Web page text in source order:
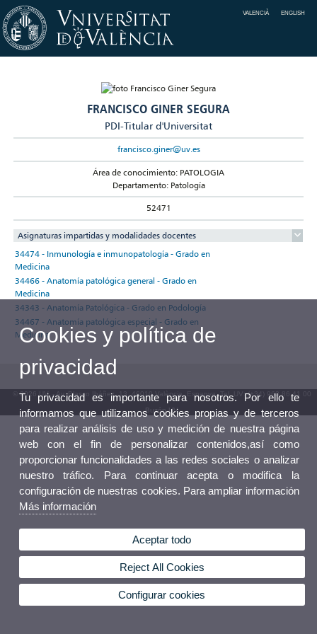
VALENCIÀ ENGLISH
FRANCISCO GINER SEGURA
PDI-Titular d'Universitat
francisco.giner@uv.es
Área de conocimiento: PATOLOGIA
Departamento: Patología
52471
Asignaturas impartidas y modalidades docentes
34474 - Inmunología e inmunopatología - Grado en
Medicina
34466 - Anatomía patológica general - Grado en
Medicina
34343 - Anatomía Patológica - Grado en Podología
34467 - Anatomía patológica especial - Grado en
Medicina
© 2026 UV. - Av. Blasco Ibáñez, 13. 46010 València. Espanya. Tel. UV: (+34) 963 86 41 00
Buzón UV
Cookies y política de
privacidad
Tu privacidad es importante para nosotros. Por ello te
informamos que utilizamos cookies propias y de terceros
para realizar análisis de uso y medición de nuestra página
web con el fin de personalizar contenidos,así como
proporcionar funcionalidades a las redes sociales o analizar
nuestro tráfico. Para continuar acepta o modifica la
configuración de nuestras cookies. Para ampliar información
Más información
Aceptar todo
Reject All Cookies
Configurar cookies